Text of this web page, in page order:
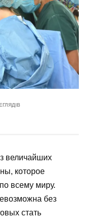
величайших
которое
всему миру.
без
стать